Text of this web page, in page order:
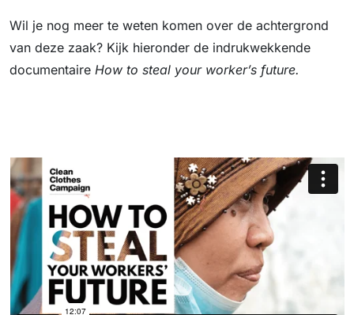
Wil je nog meer te weten komen over de achtergrond
van deze zaak? Kijk hieronder de indrukwekkende
documentaire How to steal your worker’s future.